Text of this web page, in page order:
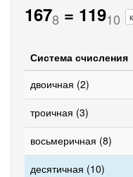
1678 = 11910
Система счисления
двоичная (2)
троичная (3)
восьмеричная (8)
десятичная (10)